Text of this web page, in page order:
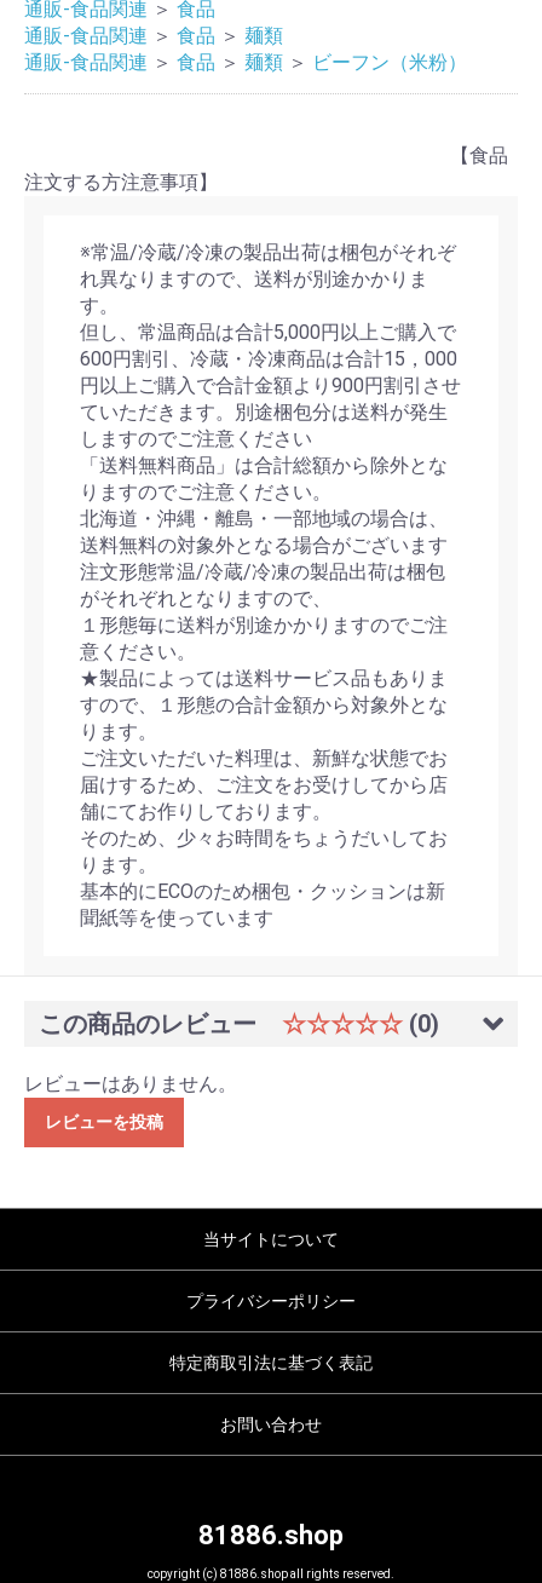
通販-食品関連 ＞ 食品
通販-食品関連 ＞ 食品 ＞ 麺類
通販-食品関連 ＞ 食品 ＞ 麺類 ＞ ビーフン（米粉）
【食品
注文する方注意事項】
※常温/冷蔵/冷凍の製品出荷は梱包がそれぞ
れ異なりますので、送料が別途かかりま
す。
但し、常温商品は合計5,000円以上ご購入で
600円割引、冷蔵・冷凍商品は合計15，000
円以上ご購入で合計金額より900円割引させ
ていただきます。別途梱包分は送料が発生
しますのでご注意ください
「送料無料商品」は合計総額から除外とな
りますのでご注意ください。
北海道・沖縄・離島・一部地域の場合は、
送料無料の対象外となる場合がございます
注文形態常温/冷蔵/冷凍の製品出荷は梱包
がそれぞれとなりますので、
１形態毎に送料が別途かかりますのでご注
意ください。
★製品によっては送料サービス品もありま
すので、１形態の合計金額から対象外とな
ります。
ご注文いただいた料理は、新鮮な状態でお
届けするため、ご注文をお受けしてから店
舗にてお作りしております。
そのため、少々お時間をちょうだいしてお
ります。
基本的にECOのため梱包・クッションは新
聞紙等を使っています
この商品のレビュー ☆☆☆☆☆ (0)
レビューはありません。
レビューを投稿
当サイトについて
プライバシーポリシー
特定商取引法に基づく表記
お問い合わせ
81886.shop
copyright (c) 81886.shop all rights reserved.